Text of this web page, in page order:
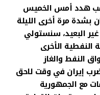
هدد أمس الخميس
بشدة مرة أخرى الليلة
البعيد، سنستولي
النفطية الأخرى
النفط والغاز
ضرب إيران في وقت لاحق
مع الجمهورية